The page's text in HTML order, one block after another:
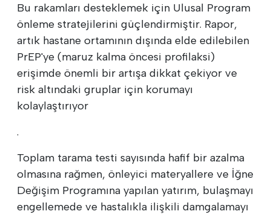
Bu rakamları desteklemek için Ulusal Program
önleme stratejilerini güçlendirmiştir. Rapor,
artık hastane ortamının dışında elde edilebilen
PrEP'ye (maruz kalma öncesi profilaksi)
erişimde önemli bir artışa dikkat çekiyor ve
risk altındaki gruplar için korumayı
kolaylaştırıyor
.
Toplam tarama testi sayısında hafif bir azalma
olmasına rağmen, önleyici materyallere ve İğne
Değişim Programına yapılan yatırım, bulaşmayı
engellemede ve hastalıkla ilişkili damgalamayı